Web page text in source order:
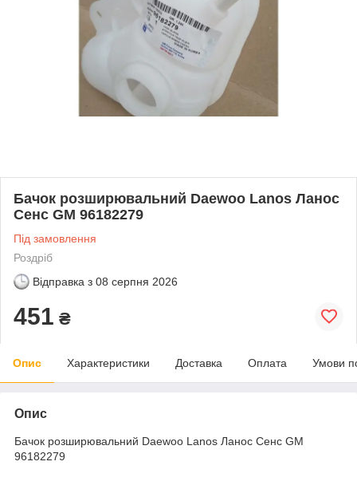
Бачок розширювальний Daewoo Lanos Ланос
Сенс GM 96182279
Під замовлення
Роздріб
Відправка з 08 серпня 2026
451 ₴
Опис Характеристики Доставка Оплата Умови
Опис
Бачок розширювальний Daewoo Lanos Ланос Сенс GM
96182279